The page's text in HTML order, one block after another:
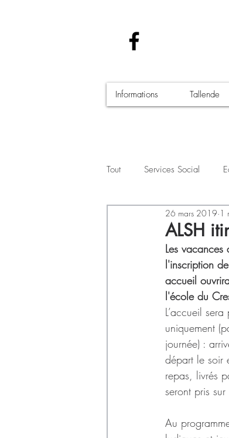
Informations Tallende
Tout Services Social
Santé - Covid-19
ALSH
26 mars 2019 1
Les
l'inscription
accueil
l'école du
L’accueil
uniquement
journée) :
départ le soir
repas, livrés
seront pris
Au